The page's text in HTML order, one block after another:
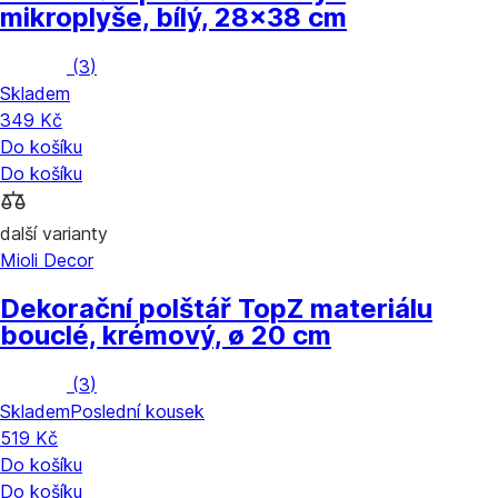
mikroplyše, bílý, 28x38 cm
(3)
Skladem
349 Kč
Do košíku
Do košíku
další varianty
Mioli Decor
Dekorační polštář TopZ materiálu
bouclé, krémový, ø 20 cm
(3)
SklademPoslední kousek
519 Kč
Do košíku
Do košíku